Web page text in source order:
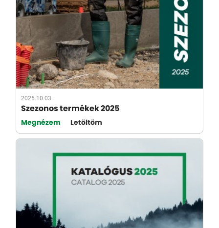
2025.10.03.
Szezonos termékek 2025
Megnézem Letöltöm